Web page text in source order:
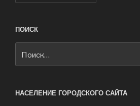
ПОИСК
НАСЕЛЕНИЕ ГОРОДСКОГО САЙТА